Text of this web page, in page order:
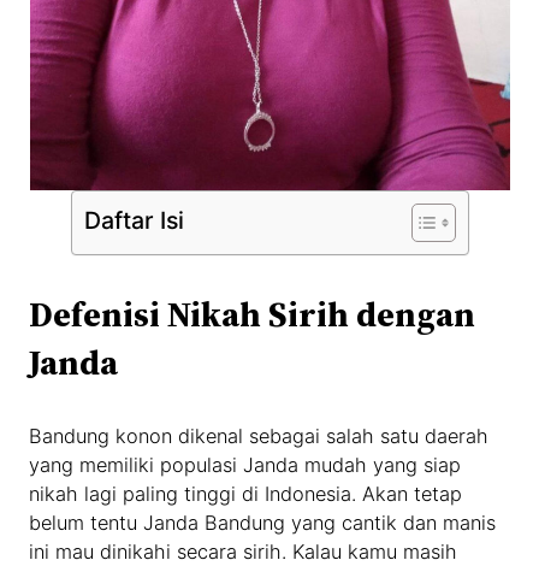
Daftar Isi
Defenisi Nikah Sirih dengan
Janda
Bandung konon dikenal sebagai salah satu daerah
yang memiliki populasi Janda mudah yang siap
nikah lagi paling tinggi di Indonesia. Akan tetap
belum tentu Janda Bandung yang cantik dan manis
ini mau dinikahi secara sirih. Kalau kamu masih